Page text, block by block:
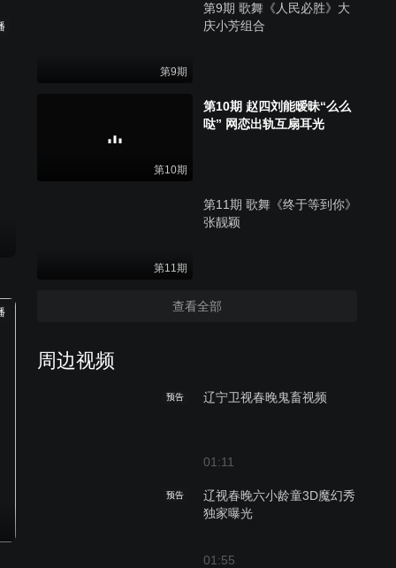
第9期
第9期 歌舞《人民必胜》大
庆小芳组合
第10期
第10期 赵四刘能暧昧“么么
哒” 网恋出轨互扇耳光
第11期
第11期 歌舞《终于等到你》
张靓颖
查看全部
周边视频
预告 辽宁卫视春晚鬼畜视频
01:11
预告
辽视春晚六小龄童3D魔幻秀
独家曝光
01:55